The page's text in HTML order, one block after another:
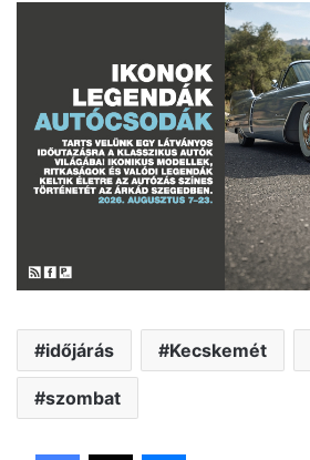
időjárás Kecskemét
szombat
Facebook
X Messenger